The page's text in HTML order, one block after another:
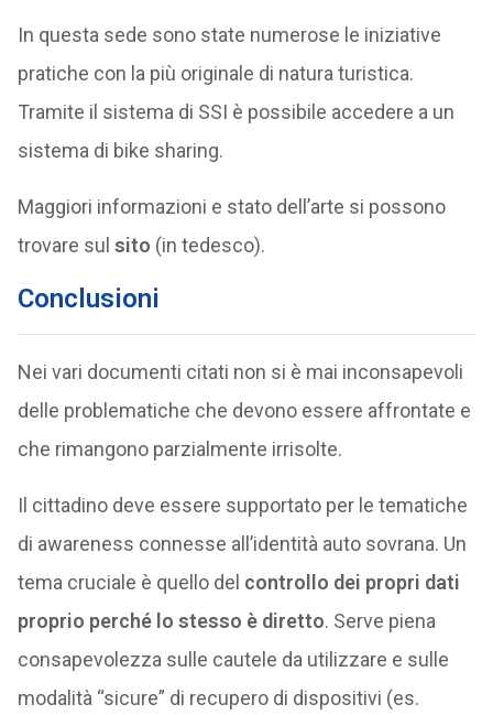
In questa sede sono state numerose le iniziative
pratiche con la più originale di natura turistica.
Tramite il sistema di SSI è possibile accedere a un
sistema di bike sharing.
Maggiori informazioni e stato dell’arte si possono
trovare sul sito (in tedesco).
Conclusioni
Nei vari documenti citati non si è mai inconsapevoli
delle problematiche che devono essere affrontate e
che rimangono parzialmente irrisolte.
Il cittadino deve essere supportato per le tematiche
di awareness connesse all’identità auto sovrana. Un
tema cruciale è quello del controllo dei propri dati
proprio perché lo stesso è diretto. Serve piena
consapevolezza sulle cautele da utilizzare e sulle
modalità “sicure” di recupero di dispositivi (es.